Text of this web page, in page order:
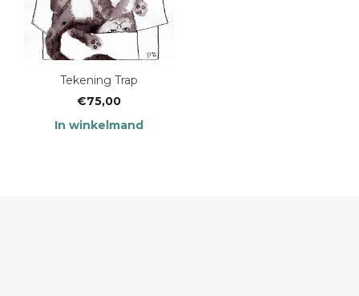
Tekening Trap
€75,00
In winkelmand